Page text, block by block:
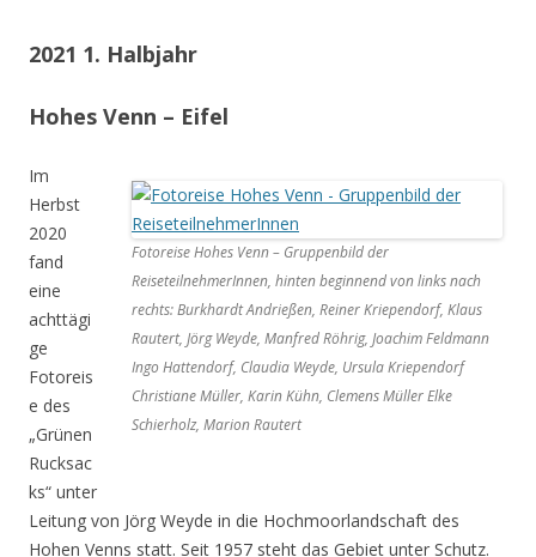
2021 1. Halbjahr
Hohes Venn – Eifel
Fotoreise Hohes Venn – Gruppenbild der
ReiseteilnehmerInnen, hinten beginnend von links nach
rechts: Burkhardt Andrießen, Reiner Kriependorf, Klaus
Rautert, Jörg Weyde, Manfred Röhrig, Joachim Feldmann
Ingo Hattendorf, Claudia Weyde, Ursula Kriependorf
Christiane Müller, Karin Kühn, Clemens Müller Elke
Schierholz, Marion Rautert
Im
Herbst
2020
fand
eine
achttägi
ge
Fotoreis
e des
„Grünen
Rucksac
ks“ unter
Leitung von Jörg Weyde in die Hochmoorlandschaft des
Hohen Venns statt. Seit 1957 steht das Gebiet unter Schutz.